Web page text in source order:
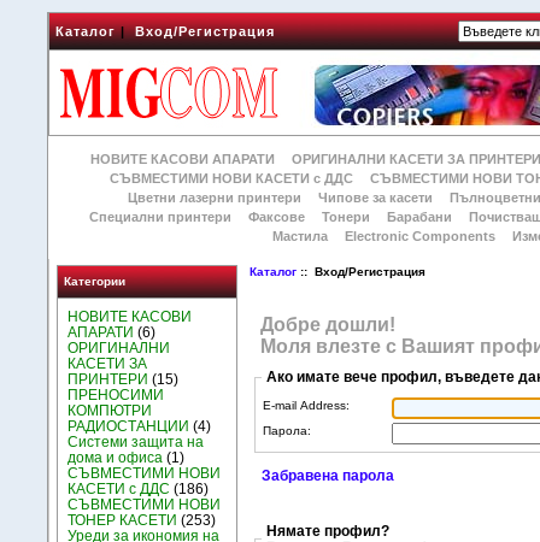
Каталог|Вход/Регистрация
НОВИТЕ КАСОВИ АПАРАТИ
ОРИГИНАЛНИ КАСЕТИ ЗА
СЪВМЕСТИМИ НОВИ КАСЕТИ с ДДС
СЪВМЕСТИМИ НОВИ
Цветни лазерни принтери
Чипове за касети
Специални принтери
Факсове Тонери Барабани
Мастила
Electronic Components
Категории
НОВИТЕ КАСОВИ
АПАРАТИ (6)
ОРИГИНАЛНИ
КАСЕТИ ЗА
ПРИНТЕРИ (15)
ПРЕНОСИМИ
КОМПЮТРИ
РАДИОСТАНЦИИ (4)
Системи защита на
дома и офиса (1)
СЪВМЕСТИМИ НОВИ
КАСЕТИ с ДДС (186)
СЪВМЕСТИМИ НОВИ
ТОНЕР КАСЕТИ (253)
Уреди за икономия на
Каталог :: Вход/Регистрация
Добре дошли!
Моля влезте с Вашият
Ако имате вече профил, въведете
E-mail Address:
Парола:
Забравена парола
Нямате профил?